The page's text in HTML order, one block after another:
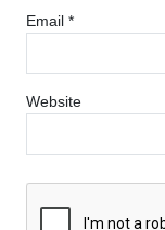
Email *
Website